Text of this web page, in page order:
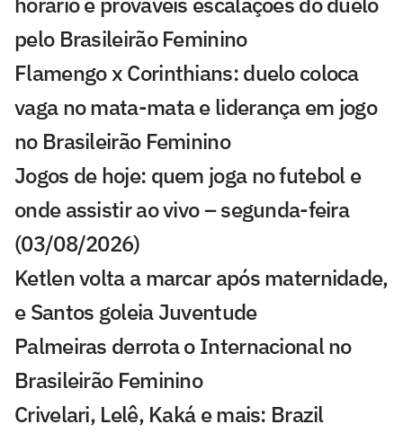
pelo Brasileirão Feminino
Flamengo x Corinthians: duelo coloca
vaga no mata-mata e liderança em jogo
no Brasileirão Feminino
Jogos de hoje: quem joga no futebol e
onde assistir ao vivo – segunda-feira
(03/08/2026)
Ketlen volta a marcar após maternidade,
e Santos goleia Juventude
Palmeiras derrota o Internacional no
Brasileirão Feminino
Crivelari, Lelê, Kaká e mais: Brazil